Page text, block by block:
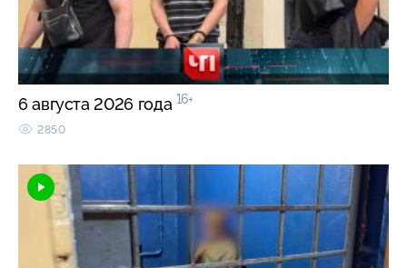
6 августа 2026 года 16+
2850